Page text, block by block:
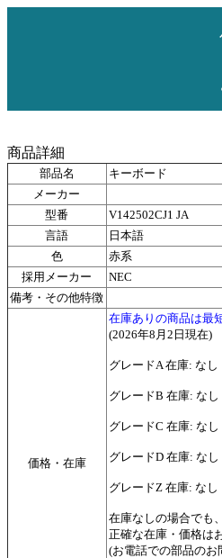
商品詳細
部品名
キーボード
メーカー
型番
V142502CJ1 JA
言語
日本語
色
赤系
採用メーカー
NEC
備考・その他特徴
価格・在庫
在庫ありの商品は最
(2026年8月2日現在)
グレードA 在庫: なし
グレードB 在庫: なし
グレードC 在庫: なし
グレードD 在庫: なし
グレードZ 在庫: なし
在庫なしの場合でも
正確な在庫・価格は
(お電話での部品の